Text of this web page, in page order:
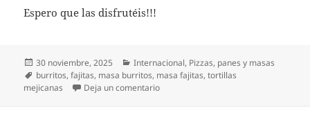
Espero que las disfrutéis!!!
Publicado
el
30 noviembre, 2025 Categorías
Internacional, Pizzas, panes y masas
Etiquetas
burritos,fajitas, masa burritos, masa fajitas,tortillas
mejicanas
Deja un comentarioen Tortillas para burrito